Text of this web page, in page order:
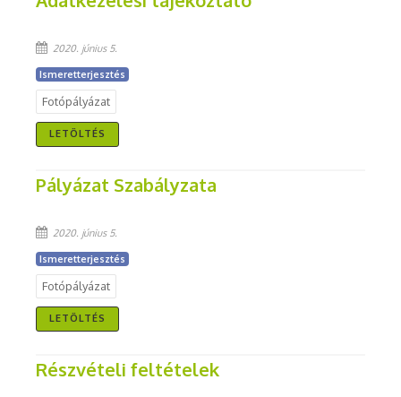
2020. június 5.
Ismeretterjesztés
Fotópályázat
LETÖLTÉS
Pályázat Szabályzata
2020. június 5.
Ismeretterjesztés
Fotópályázat
LETÖLTÉS
Részvételi feltételek